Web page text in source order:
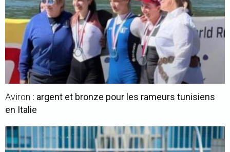
Aviron : argent et bronze pour les rameurs tunisiens
en Italie